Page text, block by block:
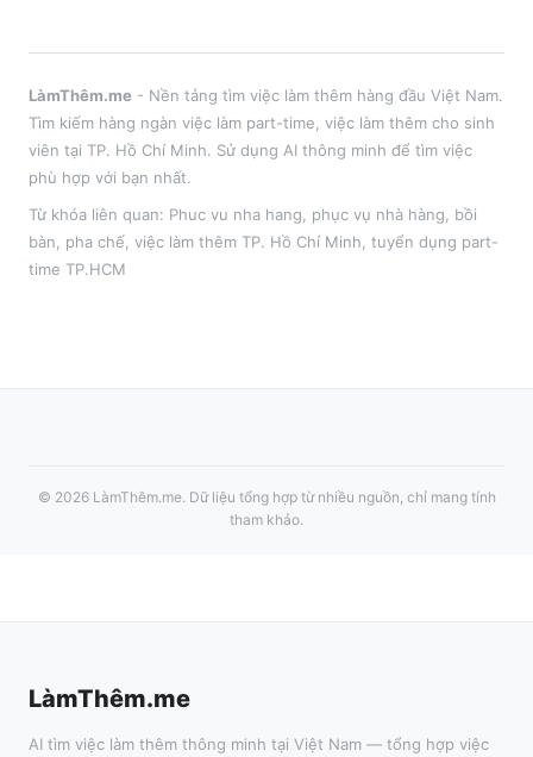
LàmThêm.me - Nền tảng tìm việc làm thêm hàng đầu Việt Nam.
Tìm kiếm hàng ngàn việc làm part-time, việc làm thêm cho sinh
viên tại TP. Hồ Chí Minh. Sử dụng AI thông minh để tìm việc
phù hợp với bạn nhất.
Từ khóa liên quan: Phuc vu nha hang
phục vụ nhà hàng, bồi
bàn, pha chế , việc làm thêm TP. Hồ Chí Minh , tuyển dụng part-
time TP.HCM
© 2026 LàmThêm.me. Dữ liệu tổng hợp từ nhiều nguồn, chỉ mang tính
tham khảo.
LàmThêm.me
AI tìm việc làm thêm thông minh tại Việt Nam — tổng hợp việc